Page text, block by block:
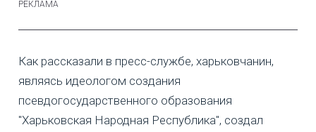
Как рассказали в пресс-службе, харьковчанин,
являясь идеологом создания
псевдогосударственного образования
"Харьковская Народная Республика", создал